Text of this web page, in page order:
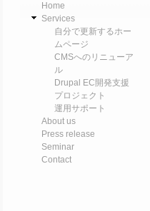
Home
Services
自分で更新するホー
ムページ
CMSへのリニューア
ル
Drupal EC開発支援
プロジェクト
運用サポート
About us
Press release
Seminar
Contact